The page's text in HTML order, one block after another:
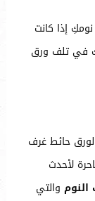
إذا كانت
في تلف ورق
لورق حائط غرف
لأحدث
والتي